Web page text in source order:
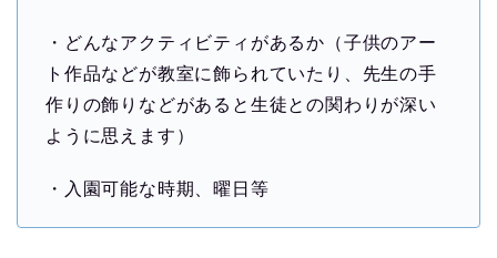
・どんなアクティビティがあるか（子供のアー
ト作品などが教室に飾られていたり、先生の手
作りの飾りなどがあると生徒との関わりが深い
ように思えます）
・入園可能な時期、曜日等